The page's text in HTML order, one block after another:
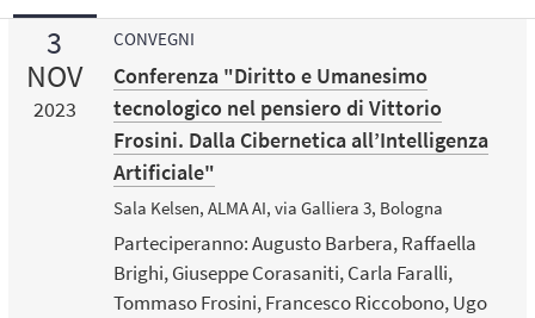
3
NOV
2023
CONVEGNI
Conferenza "Diritto e Umanesimo
tecnologico nel pensiero di Vittorio
Frosini. Dalla Cibernetica all’Intelligenza
Artificiale"
Sala Kelsen, ALMA AI, via Galliera 3, Bologna
Parteciperanno: Augusto Barbera, Raffaella
Brighi, Giuseppe Corasaniti, Carla Faralli,
Tommaso Frosini, Francesco Riccobono, Ugo